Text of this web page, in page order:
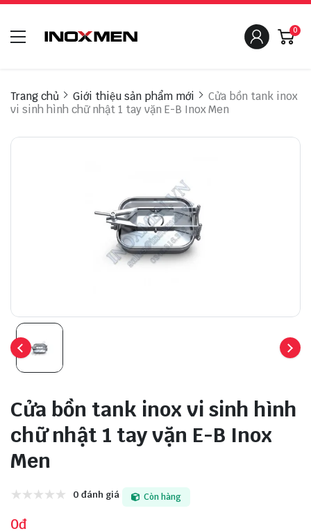
0
Trang chủ Giới thiệu sản phẩm mới
Cửa bồn tank inox
vi sinh hình chữ nhật 1 tay vặn E-B Inox Men
Cửa bồn tank inox vi sinh hình
chữ nhật 1 tay vặn E-B Inox
Men
0 đánh giá Còn hàng
0đ